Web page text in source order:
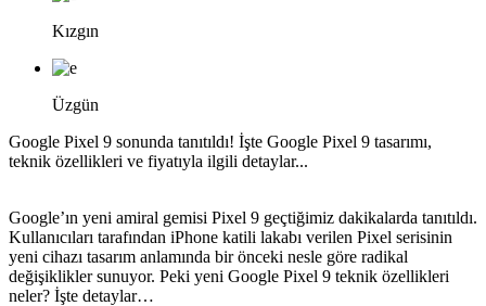
Kızgın
Üzgün
Google Pixel 9 sonunda tanıtıldı! İşte Google Pixel 9 tasarımı,
teknik özellikleri ve fiyatıyla ilgili detaylar...
Google’ın yeni amiral gemisi Pixel 9 geçtiğimiz dakikalarda tanıtıldı.
Kullanıcıları tarafından iPhone katili lakabı verilen Pixel serisinin
yeni cihazı tasarım anlamında bir önceki nesle göre radikal
değişiklikler sunuyor. Peki yeni Google Pixel 9 teknik özellikleri
neler? İşte detaylar…